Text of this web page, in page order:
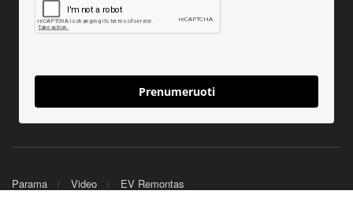
Prenumeruoti
Parama Video EV Remontas